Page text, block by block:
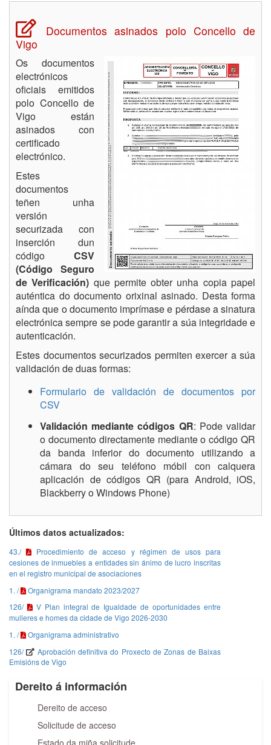
Documentos asinados polo Concello de
Vigo
Os documentos
electrónicos
oficiais emitidos
polo Concello de
Vigo están
asinados con
certificado
electrónico.
Estes
documentos
teñen unha
versión
securizada con
inserción dun
código CSV
(Código Seguro
de Verificación) que permite obter unha copia papel
auténtica do documento orixinal asinado. Desta forma
aínda que o documento imprímase e pérdase a sinatura
electrónica sempre se pode garantir a súa integridade e
autenticación.
Estes documentos securizados permiten exercer a súa
validación de duas formas:
Formulario de validación de documentos por
CSV
Validación mediante códigos QR: Pode validar
o documento directamente mediante o código QR
da banda inferior do documento utilizando a
cámara do seu teléfono móbil con calquera
aplicación de códigos QR (para Android, iOS,
Blackberry o Windows Phone)
Últimos datos actualizados:
43./
Procedimiento de acceso y régimen de usos para
cesiones de inmuebles a entidades sin ánimo de lucro inscritas
en el registro municipal de asociaciones
1. /
Organigrama mandato 2023/2027
126/
V Plan integral de Igualdade de oportunidades entre
mulleres e homes da cidade de Vigo 2026-2030
1. /
Organigrama administrativo
126/
Aprobación definitiva do Proxecto de Zonas de Baixas
Emisións de Vigo
Dereito á información
Dereito de acceso
Solicitude de acceso